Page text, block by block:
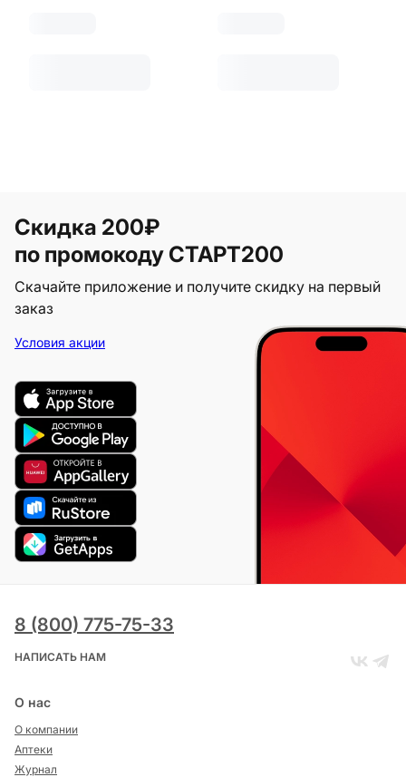
Скидка 200₽
по промокоду СТАРТ200
Скачайте приложение и получите скидку на первый
заказ
Условия акции
8 (800) 775-75-33
НАПИСАТЬ НАМ
О нас
О компании
Аптеки
Журнал